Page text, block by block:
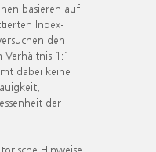
basieren auf
Index-
den
1:1
dabei keine
der